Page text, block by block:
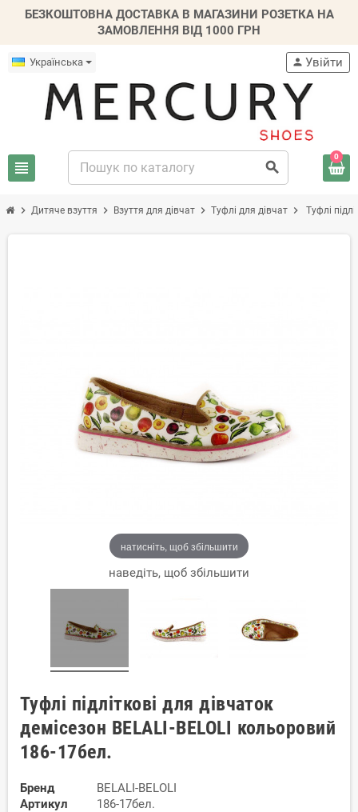
БЕЗКОШТОВНА ДОСТАВКА В МАГАЗИНИ РОЗЕТКА НА
ЗАМОВЛЕННЯ ВІД 1000 ГРН
Українська
view_headline search
person Увійти
0
chevron_right Дитяче взуття chevron_right Взуття для дівчат chevron_right Туфлі для дівчат chevron_right Туфлі
натисніть, щоб збільшити
наведіть, щоб збільшити
Туфлі підліткові для дівчаток
демісезон BELALI-BELOLI кольоровий
186-17бел.
Бренд
BELALI-BELOLI
Артикул
186-17бел.